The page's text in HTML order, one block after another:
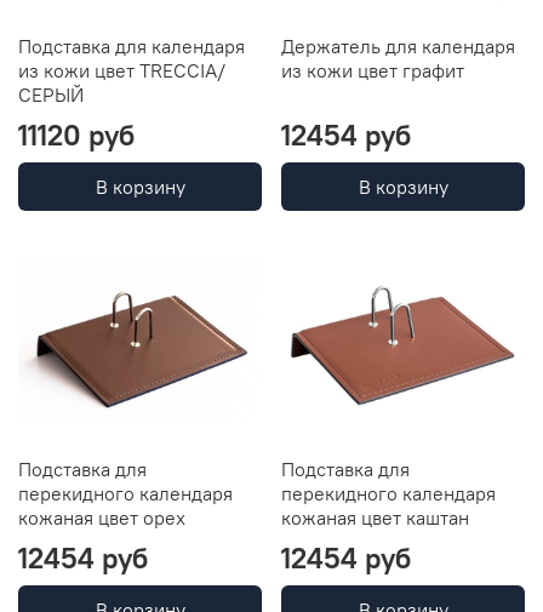
Подставка для календаря
из кожи цвет TRECCIA/
СЕРЫЙ
11120 руб
В корзину
Держатель для календаря
из кожи цвет графит
12454 руб
В корзину
Подставка для
перекидного календаря
кожаная цвет орех
12454 руб
Подставка для
перекидного календаря
кожаная цвет каштан
12454 руб